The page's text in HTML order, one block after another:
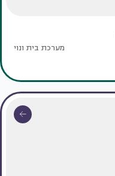
מערכת בית ונוי